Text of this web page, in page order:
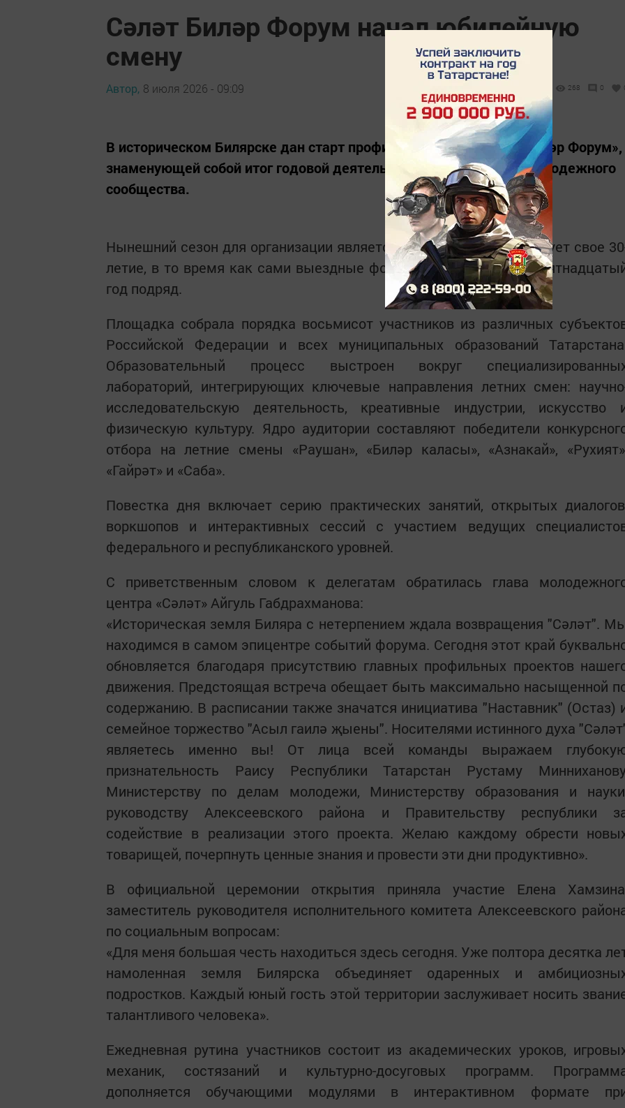
Сәләт Биләр Форум начал юбилейную
смену
Автор, 8 июля 2026 - 09:09 268 0
В историческом Билярске дан старт профильной смене «Сәләт Биләр Форум»,
знаменующей собой итог годовой деятельности одноименного молодежного
сообщества.
Нынешний сезон для организации является знаковым: она празднует свое
летие, в то время как сами выездные форумы проводятся уже
год подряд.
Площадка собрала порядка восьмисот участников из различных
Российской Федерации и всех муниципальных образований
Образовательный процесс выстроен вокруг
лабораторий, интегрирующих ключевые направления летних смен:
исследовательскую деятельность, креативные индустрии, искусство
физическую культуру. Ядро аудитории составляют победители
отбора на летние смены «Раушан», «Биләр каласы», «Азнакай»,
«Гайрәт» и «Саба».
Повестка дня включает серию практических занятий, открытых
воркшопов и интерактивных сессий с участием ведущих
федерального и республиканского уровней.
С приветственным словом к делегатам обратилась глава
центра «Сәләт» Айгуль Габдрахманова:
«Историческая земля Биляра с нетерпением ждала возвращения "Сәләт".
находимся в самом эпицентре событий форума. Сегодня этот край
обновляется благодаря присутствию главных профильных проектов
движения. Предстоящая встреча обещает быть максимально насыщенной
содержанию. В расписании также значатся инициатива "Наставник" (Остаз)
семейное торжество "Асыл гаилә җыены". Носителями истинного духа
являетесь именно вы! От лица всей команды выражаем
признательность Раису Республики Татарстан Рустаму
Министерству по делам молодежи, Министерству образования и
руководству Алексеевского района и Правительству республики
содействие в реализации этого проекта. Желаю каждому обрести
товарищей, почерпнуть ценные знания и провести эти дни продуктивно».
В официальной церемонии открытия приняла участие Елена
заместитель руководителя исполнительного комитета Алексеевского
по социальным вопросам:
«Для меня большая честь находиться здесь сегодня. Уже полтора десятка
намоленная земля Билярска объединяет одаренных и
подростков. Каждый юный гость этой территории заслуживает носить
талантливого человека».
Ежедневная рутина участников состоит из академических уроков,
механик, состязаний и культурно-досуговых программ.
дополняется обучающими модулями в интерактивном формате